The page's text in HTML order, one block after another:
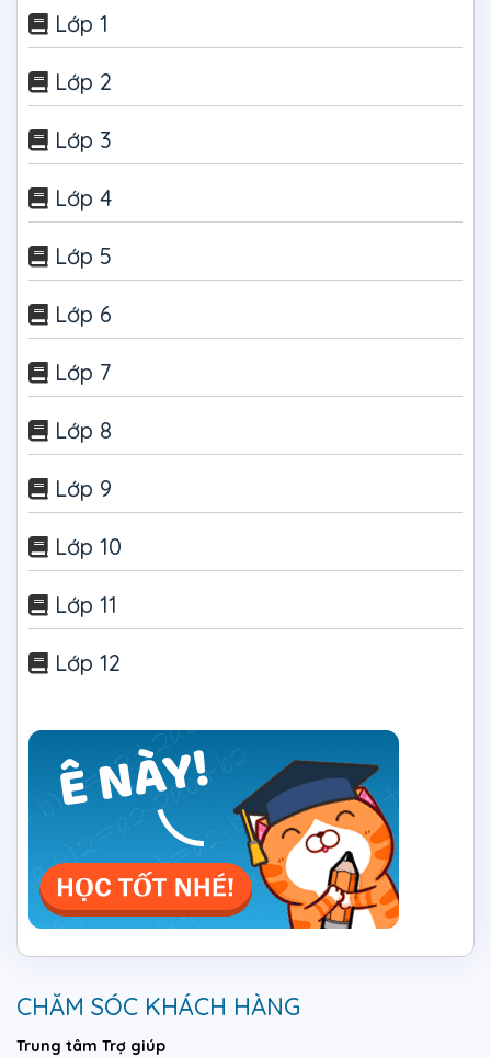
Lớp 1
Lớp 2
Lớp 3
Lớp 4
Lớp 5
Lớp 6
Lớp 7
Lớp 8
Lớp 9
Lớp 10
Lớp 11
Lớp 12
CHĂM SÓC KHÁCH HÀNG
Trung tâm Trợ giúp